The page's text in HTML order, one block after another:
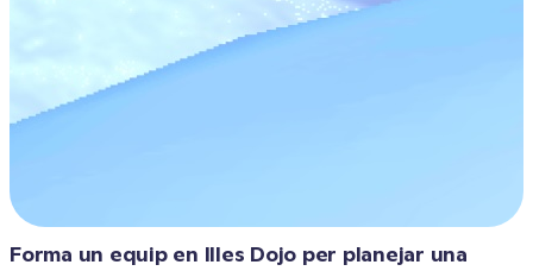
Forma un equip en Illes Dojo per planejar una